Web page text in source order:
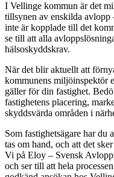
I Vellinge kommun är det
tillsynen av enskilda avlopp
inte är kopplade till det
se till att alla
hälsoskyddskrav.
När det blir aktuellt att
kommunens miljöinspektör
gäller för din fastighet.
fastighetens placering,
skyddsvärda områden i
Som fastighetsägare har du
tas om hand, och att det
Vi på Eloy – Svensk
och ser till att hela